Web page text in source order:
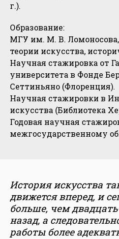
г.).
Образование:
МГУ им. М. В.
теории искусства,
Научная стажировка от
университета в Фонде
Сеттиньяно (Флоренция).
Научная стажировки в
искусства (Библиотека
Годовая научная
межгосударственному
История искусства
движется вперед, и
больше, чем
назад, а
работы более